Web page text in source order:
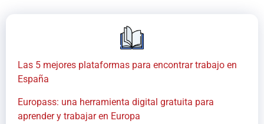
Las 5 mejores plataformas para encontrar trabajo en
España
Europass: una herramienta digital gratuita para
aprender y trabajar en Europa